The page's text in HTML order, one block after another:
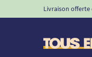
Livraison offerte